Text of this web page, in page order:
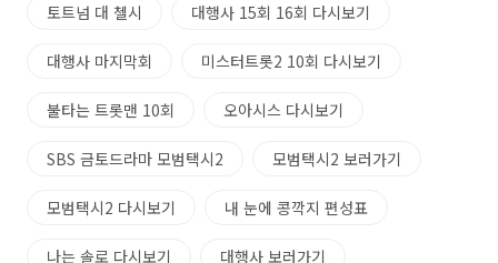
토트넘 대 첼시 대행사 15회 16회 다시보기
대행사 마지막회 미스터트롯2 10회 다시보기
불타는 트롯맨 10회 오아시스 다시보기
SBS 금토드라마 모범택시2 모범택시2 보러가기
모범택시2 다시보기 내 눈에 콩깍지 편성표
나는 솔로 다시보기 대행사 보러가기